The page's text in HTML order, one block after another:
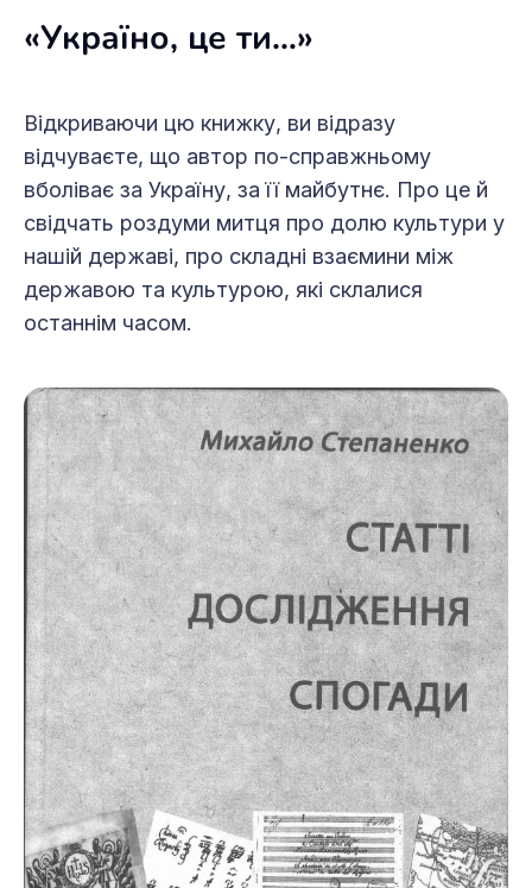
«Україно, це ти…»
Відкриваючи цю книжку, ви відразу
відчуваєте, що автор по-справжньому
вболіває за Україну, за її майбутнє. Про це й
свідчать роздуми митця про долю культури у
нашій державі, про складні взаємини між
державою та культурою, які склалися
останнім часом.